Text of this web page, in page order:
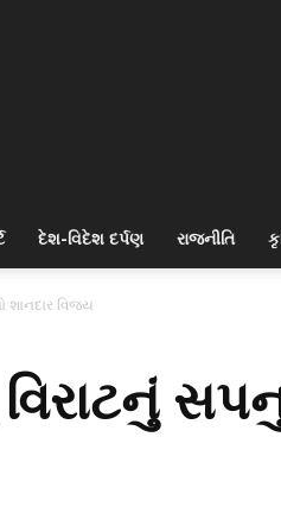
દેશ-વિદેશ દર્પણ રાજનીતિ
શાનદાર વિજય